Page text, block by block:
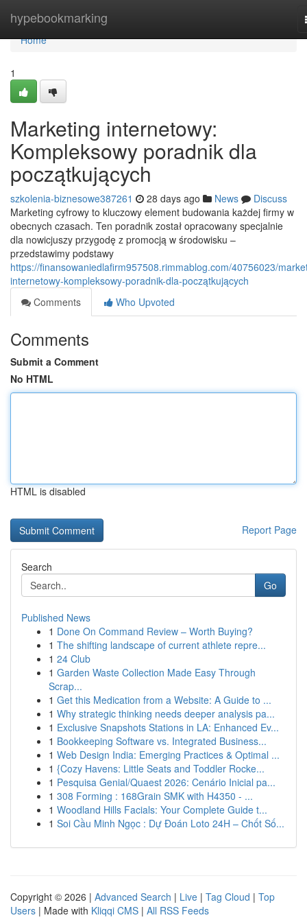
hypebookmarking
Home
Home
1
Marketing internetowy:
Kompleksowy poradnik dla
początkujących
szkolenia-biznesowe387261 28 days ago News
Discuss
Marketing cyfrowy to kluczowy element budowania każdej firmy w
obecnych czasach. Ten poradnik został opracowany specjalnie
dla nowicjuszy przygodę z promocją w środowisku –
przedstawimy podstawy
https://finansowaniedlafirm957508.rimmablog.com/40756023/
internetowy-kompleksowy-poradnik-dla-początkujących
Comments
Who Upvoted
Comments
Submit a Comment
No HTML
HTML is disabled
Report Page
Search
Go
Published News
1 Done On Command Review – Worth Buying?
1 The shifting landscape of current athlete repre...
1 24 Club
1 Garden Waste Collection Made Easy Through
Scrap...
1 Get this Medication from a Website: A Guide to ...
1 Why strategic thinking needs deeper analysis pa...
1 Exclusive Snapshots Stations in LA: Enhanced Ev...
1 Bookkeeping Software vs. Integrated Business...
1 Web Design India: Emerging Practices & Optimal ...
1 {Cozy Havens: Little Seats and Toddler Rocke...
1 Pesquisa Genial/Quaest 2026: Cenário Inicial pa...
1 308 Forming : 168Grain SMK with H4350 - ...
1 Woodland Hills Facials: Your Complete Guide t...
1 Soi Cầu Minh Ngọc : Dự Đoán Loto 24H – Chốt Số...
Copyright © 2026 | Advanced Search | Live | Tag Cloud | Top
Users | Made with Kliqqi CMS | All RSS Feeds